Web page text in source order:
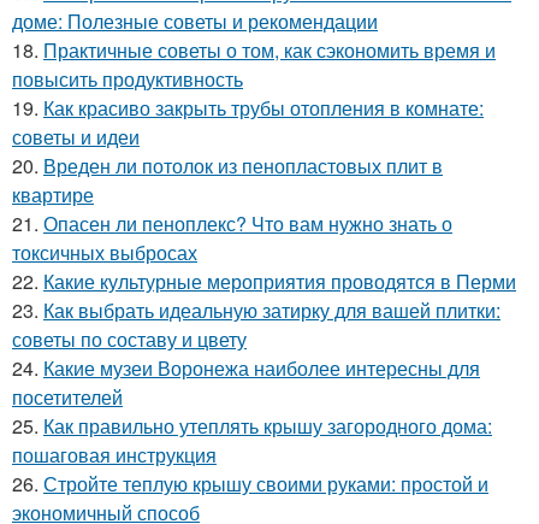
доме: Полезные советы и рекомендации
18. Практичные советы о том, как сэкономить время и
повысить продуктивность
19. Как красиво закрыть трубы отопления в комнате:
советы и идеи
20. Вреден ли потолок из пенопластовых плит в
квартире
21. Опасен ли пеноплекс? Что вам нужно знать о
токсичных выбросах
22. Какие культурные мероприятия проводятся в Перми
23. Как выбрать идеальную затирку для вашей плитки:
советы по составу и цвету
24. Какие музеи Воронежа наиболее интересны для
посетителей
25. Как правильно утеплять крышу загородного дома:
пошаговая инструкция
26. Стройте теплую крышу своими руками: простой и
экономичный способ